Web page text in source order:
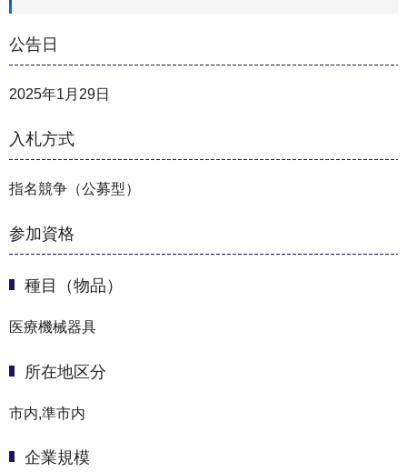
公告日
2025年1月29日
入札方式
指名競争（公募型）
参加資格
種目（物品）
医療機械器具
所在地区分
市内,準市内
企業規模